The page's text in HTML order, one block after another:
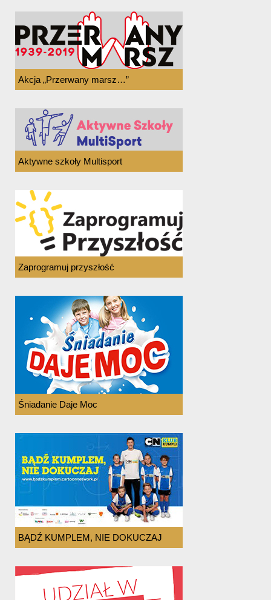
Akcja „Przerwany marsz…”
Aktywne szkoły Multisport
Zaprogramuj przyszłość
Śniadanie Daje Moc
BĄDŹ KUMPLEM, NIE DOKUCZAJ